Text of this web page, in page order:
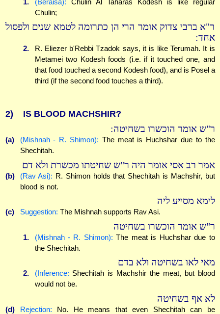
Chulin;
ר"א ברבי צדוק אומר הרי הן כתרומה לטמא שנים ולפסול
אחד:
2.
R. Eliezer b'Rebbi Tzadok says, it is like Terumah. It is
Metamei two Kodesh foods (i.e. if it touched one, and
that food touched a second Kodesh food), and is Posel a
third (if the second food touches a third).
2) IS BLOOD MACHSHIR?
ר"ש אומר הוכשרו בשחיטה:
(a) (Mishnah - R. Shimon): The meat is Huchshar due to the
Shechitah.
אמר רב אסי אומר היה ר"ש שחיטתו מכשרת ולא דם
(b) (Rav Asi): R. Shimon holds that Shechitah is Machshir, but
blood is not.
לימא מסייע ליה
(c) Suggestion: The Mishnah supports Rav Asi.
ר"ש אומר הוכשרו בשחיטה
1. (Mishnah - R. Shimon): The meat is Huchshar due to
the Shechitah.
מאי לאו בשחיטה ולא בדם
2. (Inference: Shechitah is Machshir the meat, but blood
would not be.
לא אף בשחיטה
(d) Rejection: No. He means that even Shechitah can be